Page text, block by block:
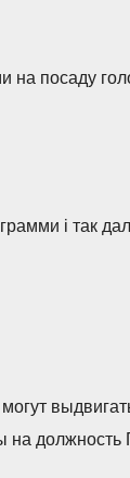
посаду
і так
на должность